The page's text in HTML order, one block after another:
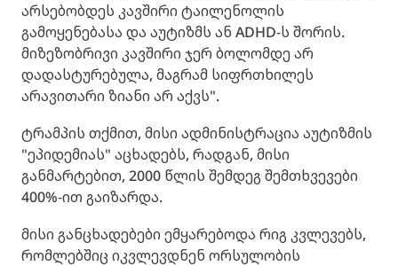
არსებობდეს კავშირი ტაილენოლის
გამოყენებასა და აუტიზმს ან ADHD-ს შორის.
მიზეზობრივი კავშირი ჯერ ბოლომდე არ
დადასტურებულა, მაგრამ სიფრთხილეს
არავითარი ზიანი არ აქვს".
ტრამპის თქმით, მისი ადმინისტრაცია აუტიზმის
"ეპიდემიას" აცხადებს, რადგან, მისი
განმარტებით, 2000 წლის შემდეგ შემთხვევები
400%-ით გაიზარდა.
მისი განცხადებები ემყარებოდა რიგ კვლევებს,
რომლებშიც იკვლევდნენ ორსულობის